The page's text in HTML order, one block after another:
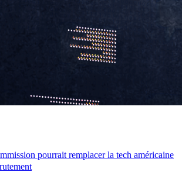
pourrait remplacer la tech américaine